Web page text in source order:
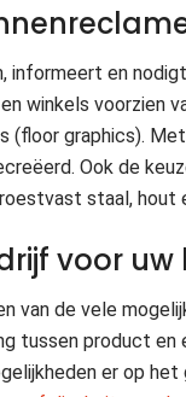
informeert en
winkels voorzien
(floor graphics).
Ook de
staal,
voor
van de vele
tussen product en
er op het